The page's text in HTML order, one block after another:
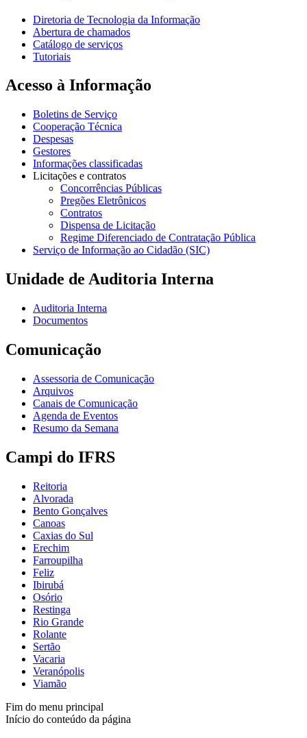
Diretoria de Tecnologia da Informação
Abertura de chamados
Catálogo de serviços
Tutoriais
Acesso à Informação
Boletins de Serviço
Cooperação Técnica
Despesas
Gestores
Informações classificadas
Licitações e contratos
Concorrências Públicas
Pregões Eletrônicos
Contratos
Dispensa de Licitação
Regime Diferenciado de Contratação Pública
Serviço de Informação ao Cidadão (SIC)
Unidade de Auditoria Interna
Auditoria Interna
Documentos
Comunicação
Assessoria de Comunicação
Arquivos
Canais de Comunicação
Agenda de Eventos
Resumo da Semana
Campi do IFRS
Reitoria
Alvorada
Bento Gonçalves
Canoas
Caxias do Sul
Erechim
Farroupilha
Feliz
Ibirubá
Osório
Restinga
Rio Grande
Rolante
Sertão
Vacaria
Veranópolis
Viamão
Fim do menu principal
Início do conteúdo da página